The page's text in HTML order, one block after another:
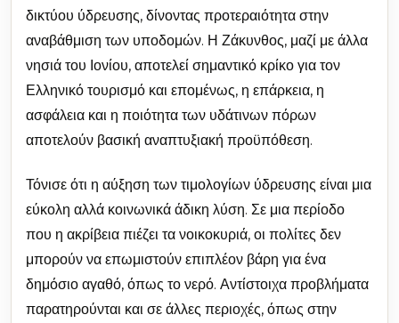
δικτύου ύδρευσης, δίνοντας προτεραιότητα στην
αναβάθμιση των υποδομών. Η Ζάκυνθος, μαζί με άλλα
νησιά του Ιονίου, αποτελεί σημαντικό κρίκο για τον
Ελληνικό τουρισμό και επομένως, η επάρκεια, η
ασφάλεια και η ποιότητα των υδάτινων πόρων
αποτελούν βασική αναπτυξιακή προϋπόθεση.
Τόνισε ότι η αύξηση των τιμολογίων ύδρευσης είναι μια
εύκολη αλλά κοινωνικά άδικη λύση. Σε μια περίοδο
που η ακρίβεια πιέζει τα νοικοκυριά, οι πολίτες δεν
μπορούν να επωμιστούν επιπλέον βάρη για ένα
δημόσιο αγαθό, όπως το νερό. Αντίστοιχα προβλήματα
παρατηρούνται και σε άλλες περιοχές, όπως στην